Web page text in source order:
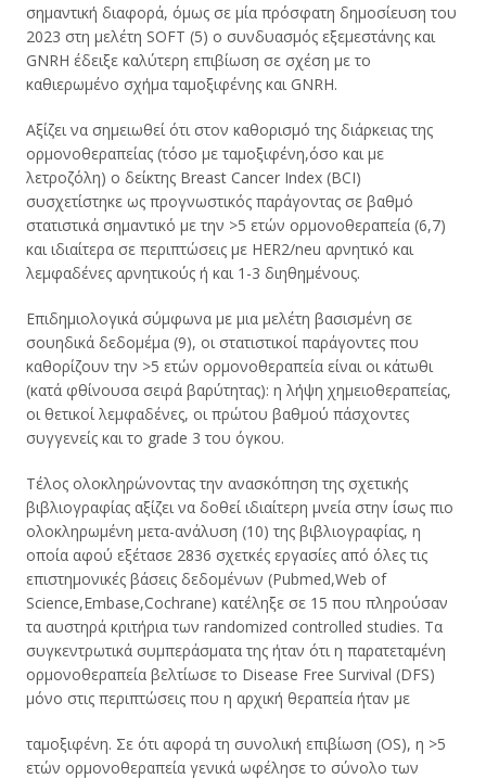
σημαντική διαφορά, όμως σε μία πρόσφατη δημοσίευση του
2023 στη μελέτη SOFT (5) ο συνδυασμός εξεμεστάνης και
GNRH έδειξε καλύτερη επιβίωση σε σχέση με το
καθιερωμένο σχήμα ταμοξιφένης και GNRH.
Αξίζει να σημειωθεί ότι στον καθορισμό της διάρκειας της
ορμονοθεραπείας (τόσο με ταμοξιφένη,όσο και με
λετροζόλη) ο δείκτης Breast Cancer Index (BCI)
συσχετίστηκε ως προγνωστικός παράγοντας σε βαθμό
στατιστικά σημαντικό με την >5 ετών ορμονοθεραπεία (6,7)
και ιδιαίτερα σε περιπτώσεις με HER2/neu αρνητικό και
λεμφαδένες αρνητικούς ή και 1-3 διηθημένους.
Επιδημιολογικά σύμφωνα με μια μελέτη βασισμένη σε
σουηδικά δεδομέμα (9), οι στατιστικοί παράγοντες που
καθορίζουν την >5 ετών ορμονοθεραπεία είναι οι κάτωθι
(κατά φθίνουσα σειρά βαρύτητας): η λήψη χημειοθεραπείας,
οι θετικοί λεμφαδένες, οι πρώτου βαθμού πάσχοντες
συγγενείς και το grade 3 του όγκου.
Τέλος ολοκληρώνοντας την ανασκόπηση της σχετικής
βιβλιογραφίας αξίζει να δοθεί ιδιαίτερη μνεία στην ίσως πιο
ολοκληρωμένη μετα-ανάλυση (10) της βιβλιογραφίας, η
οποία αφού εξέτασε 2836 σχετκές εργασίες από όλες τις
επιστημονικές βάσεις δεδομένων (Pubmed,Web of
Science,Embase,Cochrane) κατέληξε σε 15 που πληρούσαν
τα αυστηρά κριτήρια των randomized controlled studies. Τα
συγκεντρωτικά συμπεράσματα της ήταν ότι η παρατεταμένη
ορμονοθεραπεία βελτίωσε το Disease Free Survival (DFS)
μόνο στις περιπτώσεις που η αρχική θεραπεία ήταν με
ταμοξιφένη. Σε ότι αφορά τη συνολική επιβίωση (OS), η >5
ετών ορμονοθεραπεία γενικά ωφέλησε το σύνολο των